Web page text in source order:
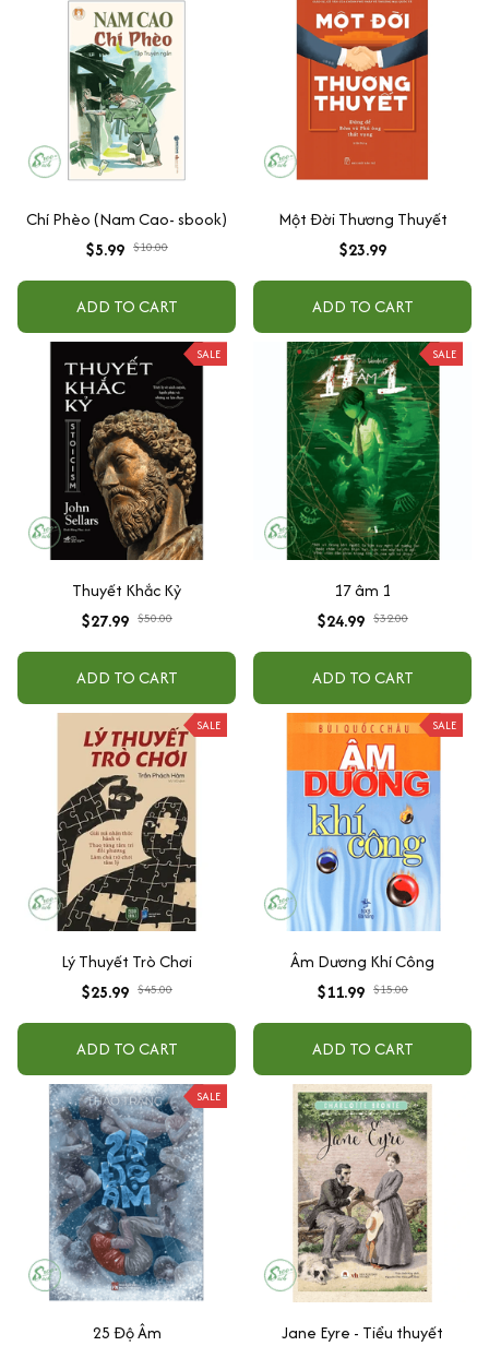
Chí Phèo (Nam Cao- sbook)
$5.99 $10.00
ADD TO CART
Một Đời Thương Thuyết
$23.99
ADD TO CART
SALE
Thuyết Khắc Kỷ
$27.99 $50.00
ADD TO CART
SALE
17 âm 1
$24.99 $32.00
ADD TO CART
SALE
Lý Thuyết Trò Chơi
$25.99 $45.00
ADD TO CART
SALE
Âm Dương Khí Công
$11.99 $15.00
ADD TO CART
SALE
25 Độ Âm
Jane Eyre - Tiểu thuyết